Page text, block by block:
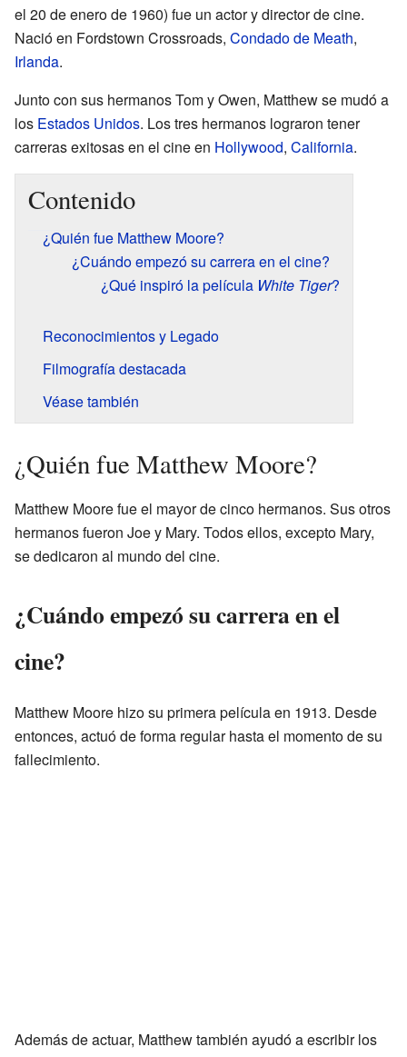
el 20 de enero de 1960) fue un actor y director de cine.
Nació en Fordstown Crossroads, Condado de Meath,
Irlanda.
Junto con sus hermanos Tom y Owen, Matthew se mudó a
los Estados Unidos. Los tres hermanos lograron tener
carreras exitosas en el cine en Hollywood, California.
Contenido
¿Quién fue Matthew Moore?
¿Cuándo empezó su carrera en el cine?
¿Qué inspiró la película White Tiger?
Reconocimientos y Legado
Filmografía destacada
Véase también
¿Quién fue Matthew Moore?
Matthew Moore fue el mayor de cinco hermanos. Sus otros
hermanos fueron Joe y Mary. Todos ellos, excepto Mary,
se dedicaron al mundo del cine.
¿Cuándo empezó su carrera en el
cine?
Matthew Moore hizo su primera película en 1913. Desde
entonces, actuó de forma regular hasta el momento de su
fallecimiento.
Además de actuar, Matthew también ayudó a escribir los